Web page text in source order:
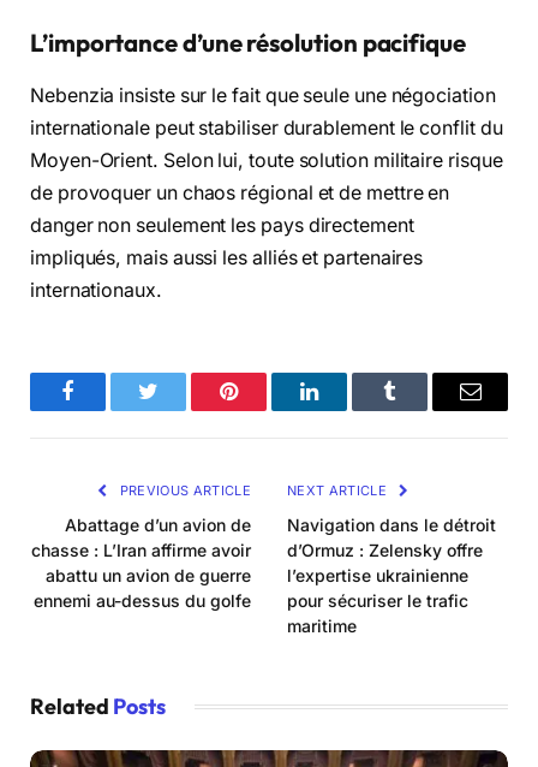
L’importance d’une résolution pacifique
Nebenzia insiste sur le fait que seule une négociation
internationale peut stabiliser durablement le conflit du
Moyen-Orient. Selon lui, toute solution militaire risque
de provoquer un chaos régional et de mettre en
danger non seulement les pays directement
impliqués, mais aussi les alliés et partenaires
internationaux.
FacebookTwitter Pinterest LinkedInTumblr Email
PREVIOUS ARTICLE
Abattage d’un avion de
chasse : L’Iran affirme avoir
abattu un avion de guerre
ennemi au-dessus du golfe
NEXT ARTICLE
Navigation dans le détroit
d’Ormuz : Zelensky offre
l’expertise ukrainienne
pour sécuriser le trafic
maritime
Related Posts